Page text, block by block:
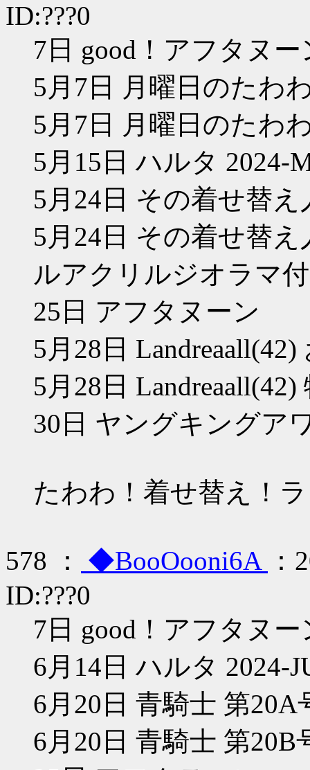
ID:???0
7日 good！アフタヌー
5月7日 月曜日のたわ
5月7日 月曜日のたわ
5月15日 ハルタ 2024-
5月24日 その着せ替
5月24日 その着せ替
ルアクリルジオラマ
25日 アフタヌーン
5月28日
5月28日
30日 ヤングキングア
たわわ！着せ替え！
578 ： ◆BooOooni6A
ID:???0
7日 good！アフタヌー
6月14日 ハルタ 2024-
6月20日 青騎士 第20A
6月20日 青騎士 第20B